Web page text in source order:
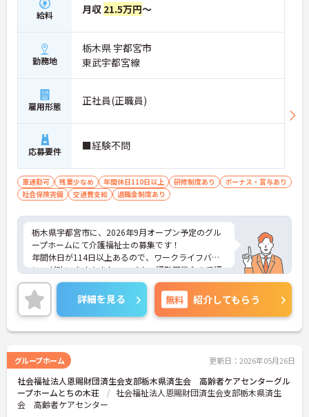
給料 月収 21.5万円～
勤務地
栃木県 宇都宮市
東武宇都宮線
雇用形態 正社員(正職員)
応募要件 ■経験不問
車通勤可 残業少なめ 年間休日110日以上 研修制度あり
ボーナス・賞与あり
社会保険完備
交通費支給 退職金制度あり
栃木県宇都宮市に、2026年9月オープン予定のグル
ープホームにて介護福祉士の募集です！
年間休日が114日以上あるので、ワークライフバラ
ンスが叶います☆また、マイカー通勤可能なので通
勤らくらくです◎
ご興味のある方には、面接対策ポイントなど、さら
に詳細をお話しいたしますのでお気軽にご相談くだ
さい！
詳細を見る 無料 紹介してもらう
グループホーム 更新日：2026年05月26日
社会福祉法人恩賜財団済生会支部栃木県済生会 高齢者ケアセンターグル
ープホームとちの木荘
社会福祉法人恩賜財団済生会支部栃木県済生
会 高齢者ケアセンター